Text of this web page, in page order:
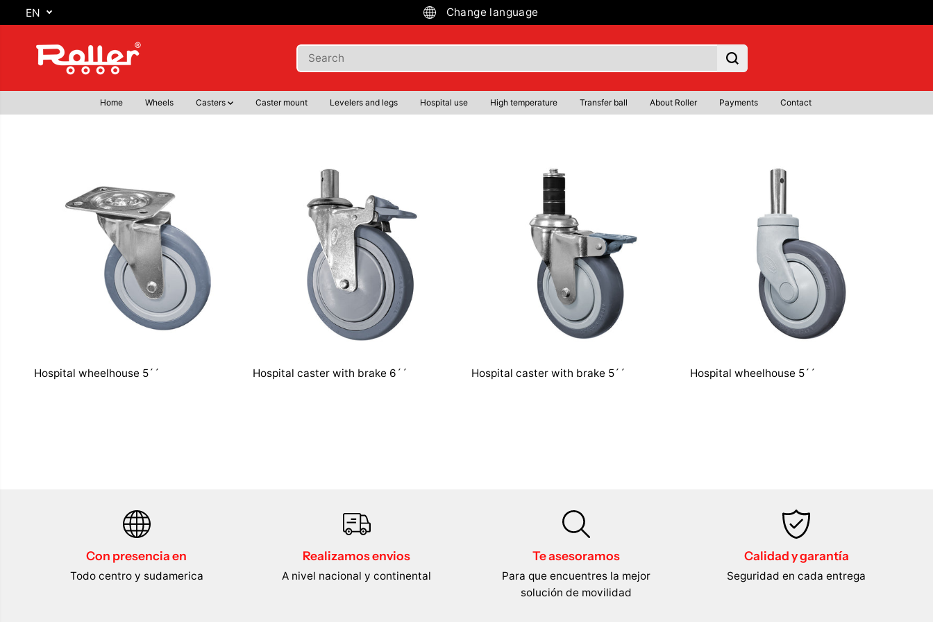
SKIP TO
CONTENT
EN Change language
Home Wheels Casters Caster mount Levelers and legs Hospital use High temperature Transfer ball About Roller Payments Contact
Hospital wheelhouse 5´´ Hospital caster with brake 6´´ Hospital caster with brake 5´´ Hospital wheelhouse 5´´
Con presencia en
Todo centro y sudamerica
Realizamos envios
A nivel nacional y continental
Te asesoramos
Para que encuentres la mejor
solución de movilidad
Calidad y garantía
Seguridad en cada entrega